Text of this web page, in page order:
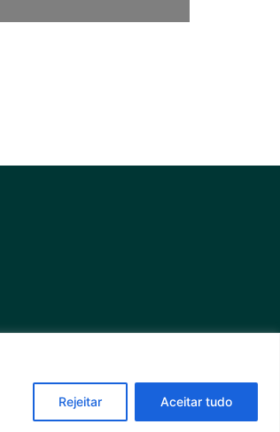
Rejeitar Aceitar tudo